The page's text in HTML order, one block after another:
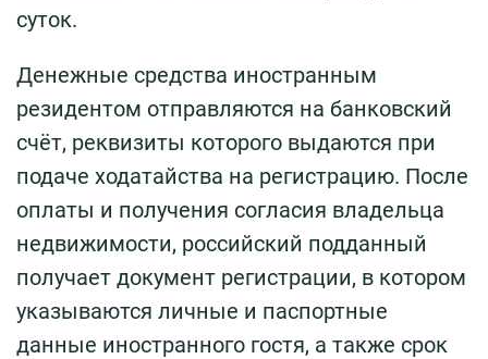
суток.
Денежные средства иностранным
резидентом отправляются на банковский
счёт, реквизиты которого выдаются при
подаче ходатайства на регистрацию. После
оплаты и получения согласия владельца
недвижимости, российский подданный
получает документ регистрации, в котором
указываются личные и паспортные
данные иностранного гостя, а также срок